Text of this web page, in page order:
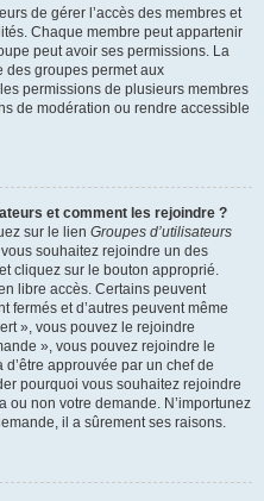
de gérer l’accès des membres et
Chaque membre peut appartenir
peut avoir ses permissions. La
des groupes permet aux
permissions de plusieurs membres
de modération ou rendre accessible
et comment les rejoindre ?
sur le lien Groupes d’utilisateurs
souhaitez rejoindre un des
cliquez sur le bouton approprié.
libre accès. Certains peuvent
fermés et d’autres peuvent même
», vous pouvez le rejoindre
», vous pouvez rejoindre le
approuvée par un chef de
pourquoi vous souhaitez rejoindre
ou non votre demande. N’importunez
il a sûrement ses raisons.